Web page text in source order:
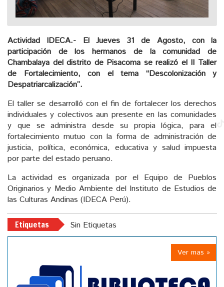
Actividad IDECA.- El Jueves 31 de Agosto, con la
participación de los hermanos de la comunidad de
Chambalaya del distrito de Pisacoma se realizó el II Taller
de Fortalecimiento, con el tema “Descolonización y
Despatriarcalización”.
El taller se desarrolló con el fin de fortalecer los derechos
individuales y colectivos aun presente en las comunidades
y que se administra desde su propia lógica, para el
fortalecimiento mutuo con la forma de administración de
justicia, política, económica, educativa y salud impuesta
por parte del estado peruano.
La actividad es organizada por el Equipo de Pueblos
Originarios y Medio Ambiente del Instituto de Estudios de
las Culturas Andinas (IDECA Perú).
Etiquetas Sin Etiquetas
Ver mas »